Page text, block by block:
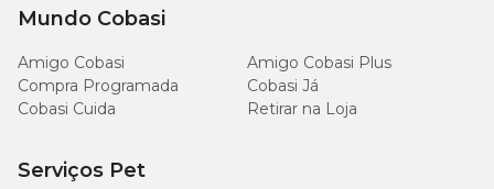
Mundo Cobasi
Amigo Cobasi
Amigo Cobasi Plus
Compra Programada
Cobasi Já
Cobasi Cuida
Retirar na Loja
Serviços Pet